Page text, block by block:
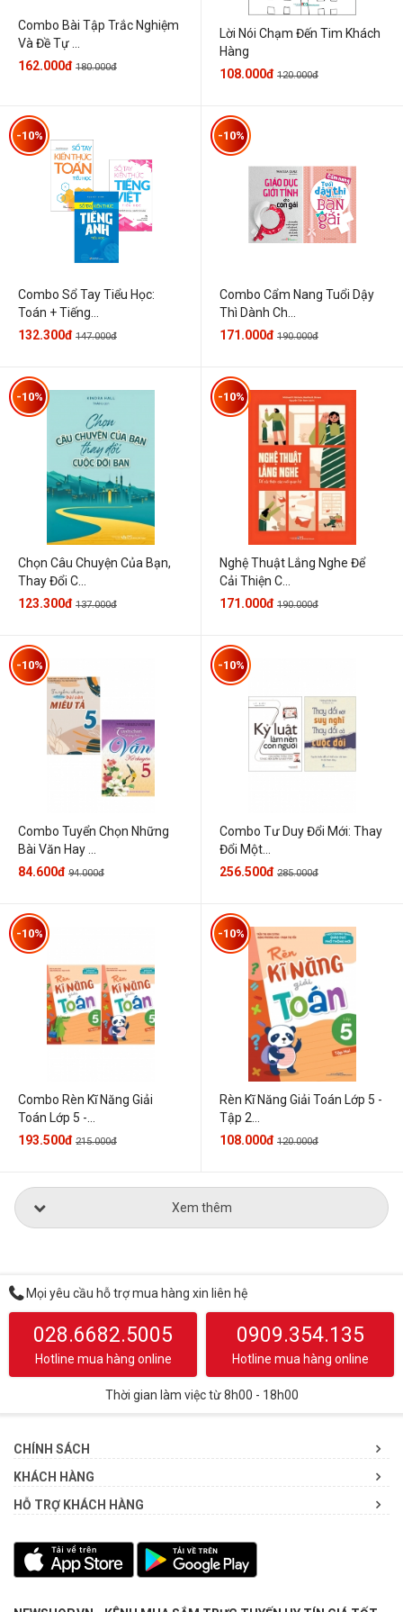
Combo Bài Tập Trắc Nghiệm
Và Đề Tự ...
162.000đ 180.000đ
Lời Nói Chạm Đến Tim Khách
Hàng
108.000đ 120.000đ
Combo Sổ Tay Tiểu Học:
Toán + Tiếng...
-10%
132.300đ 147.000đ
Combo Cẩm Nang Tuổi Dậy
Thì Dành Ch...
-10%
171.000đ 190.000đ
Chọn Câu Chuyện Của Bạn,
Thay Đổi C...
-10%
123.300đ 137.000đ
Nghệ Thuật Lắng Nghe Để
Cải Thiện C...
-10%
171.000đ 190.000đ
Combo Tuyển Chọn Những
Bài Văn Hay ...
-10%
84.600đ 94.000đ
Combo Tư Duy Đổi Mới: Thay
Đổi Một...
-10%
256.500đ 285.000đ
Combo Rèn Kĩ Năng Giải
Toán Lớp 5 -...
-10%
193.500đ 215.000đ
Rèn Kĩ Năng Giải Toán Lớp 5 -
Tập 2...
-10%
108.000đ 120.000đ
Xem thêm
Mọi yêu cầu hỗ trợ mua hàng xin liên hệ
028.6682.5005
Hotline mua hàng online
0909.354.135
Hotline mua hàng online
Thời gian làm việc từ 8h00 - 18h00
CHÍNH SÁCH
KHÁCH HÀNG
HỖ TRỢ KHÁCH HÀNG